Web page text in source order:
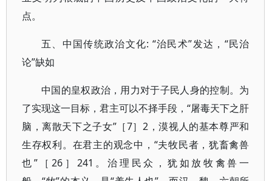
点。
五、中国传统政治文化: “治民术”发达，“民治
论”缺如
中国的皇权政治，用力对于子民人身的控制。为
了实现这一目标，君主可以不择手段，“屠毒天下之肝
脑，离散天下之子女”［7］2，漠视人的基本尊严和
生存权利。在君主的观念中，“夫牧民者，犹畜禽兽
也”［26］241。治理民众，犹如放牧禽兽一